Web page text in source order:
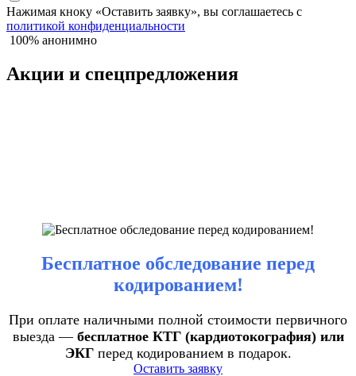
Нажимая кноку «Оставить заявку», вы соглашаетесь с
политикой конфиденциальности
100% анонимно
Акции и спецпредложения
Бесплатное обследование перед
кодированием!
При оплате наличными полной стоимости первичного
выезда — бесплатное КТГ (кардиотокография) или
ЭКГперед кодированием в подарок.
Оставить заявку